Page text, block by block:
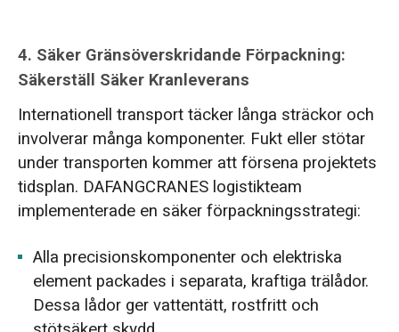
4. Säker Gränsöverskridande Förpackning:
Säkerställ Säker Kranleverans
Internationell transport täcker långa sträckor och
involverar många komponenter. Fukt eller stötar
under transporten kommer att försena projektets
tidsplan. DAFANGCRANES logistikteam
implementerade en säker förpackningsstrategi:
Alla precisionskomponenter och elektriska
element packades i separata, kraftiga trälådor.
Dessa lådor ger vattentätt, rostfritt och